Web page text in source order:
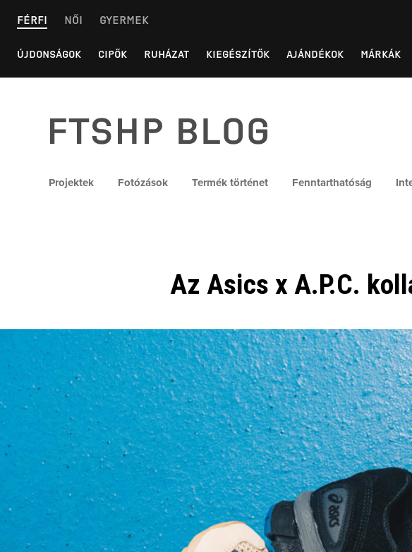
FÉRFI NŐI GYERMEK
ÚJDONSÁGOK CIPŐK RUHÁZAT KIEGÉSZÍTŐK AJÁNDÉKOK MÁRKÁK
FTSHP blog
Projektek Fotózások Termék történet Fenntarthatóság
Az Asics x A.P.C.